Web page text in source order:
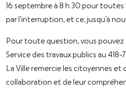
16 septembre à 8 h 30 pour
par l’interruption, et ce, jusqu’à
Pour toute question, vous pouvez
Service des travaux publics au
La Ville remercie les citoyennes et
collaboration et de leur